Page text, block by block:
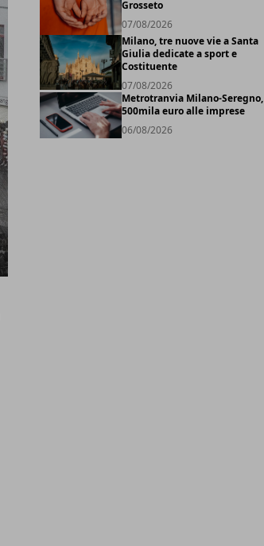
Grosseto
07/08/2026
Milano, tre nuove vie a Santa
Giulia dedicate a sport e
Costituente
07/08/2026
Metrotranvia Milano-Seregno,
500mila euro alle imprese
06/08/2026